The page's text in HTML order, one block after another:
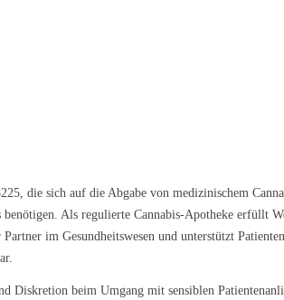
die sich auf die Abgabe von medizinischem
Als regulierte Cannabis-Apotheke
im Gesundheitswesen und unterstützt
Diskretion beim Umgang mit sensiblen